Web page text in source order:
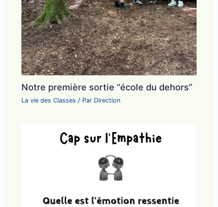
Notre première sortie “école du dehors”
La vie des Classes / Par Direction